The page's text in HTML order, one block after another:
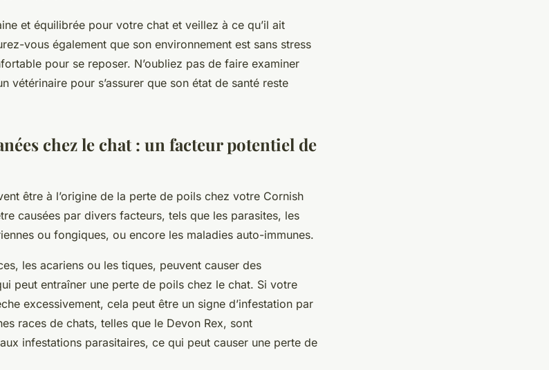
et équilibrée pour votre chat et veillez à ce qu’il ait
vous également que son environnement est sans stress
pour se reposer. N’oubliez pas de faire examiner
vétérinaire pour s’assurer que son état de santé reste
chez le chat : un facteur potentiel de
être à l’origine de la perte de poils chez votre Cornish
causées par divers facteurs, tels que les parasites, les
ou fongiques, ou encore les maladies auto-immunes.
les acariens ou les tiques, peuvent causer des
peut entraîner une perte de poils chez le chat. Si votre
excessivement, cela peut être un signe d’infestation par
races de chats, telles que le Devon Rex, sont
infestations parasitaires, ce qui peut causer une perte de